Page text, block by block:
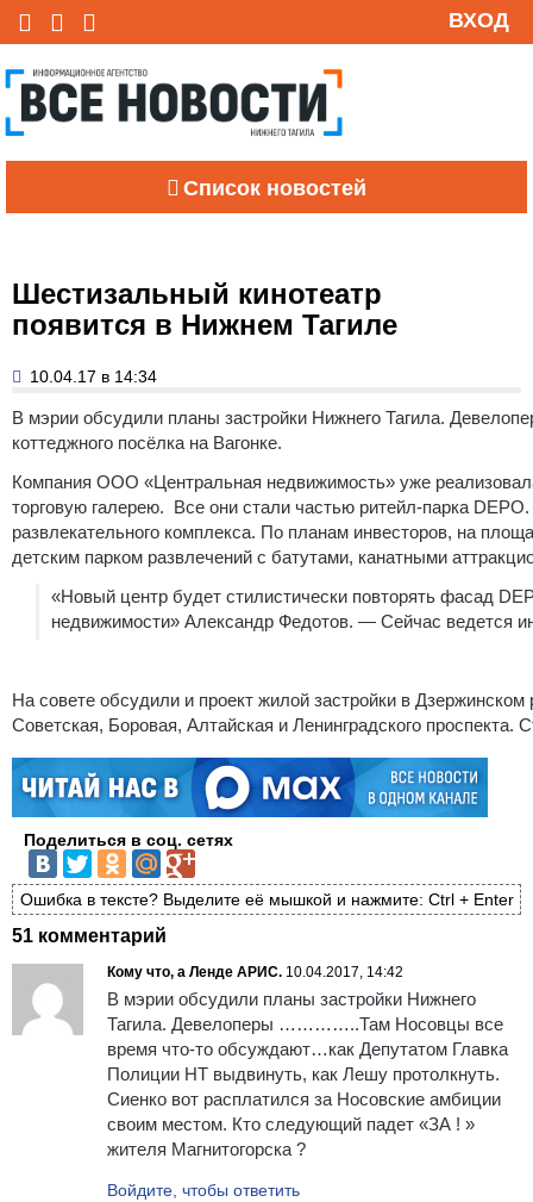
ВХОД
Список новостей
Шестизальный кинотеатр
появится в Нижнем Тагиле
10.04.17 в 14:34
В мэрии обсудили планы застройки Нижнего Тагила.
коттеджного посёлка на Вагонке.
Компания ООО «Центральная недвижимость» уже
торговую галерею. Все они стали частью ритейл-парка
развлекательного комплекса. По планам инвесторов, на
детским парком развлечений с батутами, канатными
«Новый центр будет стилистически повторять фасад
недвижимости» Александр Федотов. — Сейчас ведется
На совете обсудили и проект жилой застройки в
Советская, Боровая, Алтайская и Ленинградского проспекта.
Поделиться в соц. сетях
Ошибка в тексте? Выделите её мышкой и нажмите: Ctrl + Enter
51 комментарий
Кому что, а Ленде АРИС. 10.04.2017, 14:42
В мэрии обсудили планы застройки Нижнего
Тагила. Девелоперы …………..Там Носовцы все
время что-то обсуждают…как Депутатом Главка
Полиции НТ выдвинуть, как Лешу протолкнуть.
Сиенко вот расплатился за Носовские амбиции
своим местом. Кто следующий падет «ЗА ! »
жителя Магнитогорска ?
Войдите, чтобы ответить